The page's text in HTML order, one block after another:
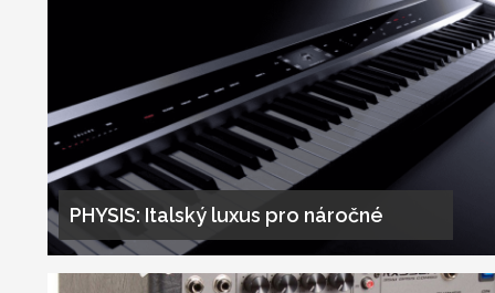
PHYSIS: Italský luxus pro náročné